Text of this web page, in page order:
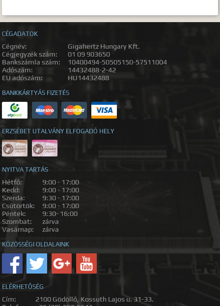
CÉGADATOK
Cégnév:
Gigahertz Hungary Kft.
Cégjegyzék szám:
01 09 903650
Bankszámla szám:
10400494-50505150-57511004
Adószám:
14432488-2-42
EU adószám:
HU14432488
BANKKÁRTYÁS FIZETÉS
ERZSÉBET UTALVÁNY ELFOGADÓ HELY
NYITVA TARTÁS
Hétfő:
9:00 - 17:00
Kedd:
9:00 - 17:00
Szerda:
9:30 - 17:00
Csütörtök:
9:00 - 17:00
Péntek:
9:30- 16:00
Szombat:
zárva
Vasárnap:
zárva
KÖZÖSSÉGI OLDALAINK
ELÉRHETŐSÉG
Cím:
2100 Gödöllő, Kossuth Lajos u. 31-33.